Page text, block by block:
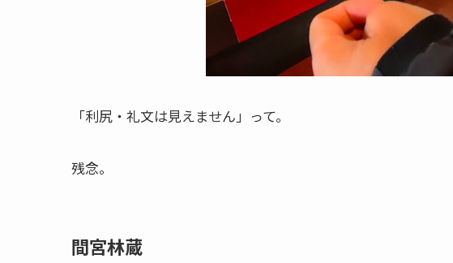
「利尻・礼文は見えません」って。
残念。
間宮林蔵